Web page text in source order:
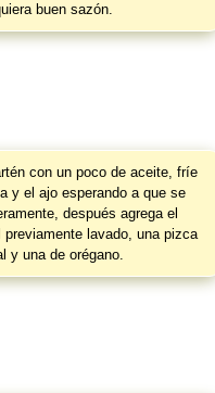
buen sazón.
con un poco de aceite, fríe
y el ajo esperando a que se
después agrega el
lavado, una pizca
y una de orégano.